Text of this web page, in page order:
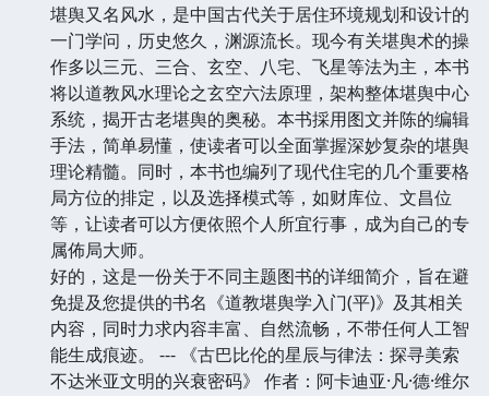
堪舆又名风水，是中国古代关于居住环境规划和设计的
一门学问，历史悠久，渊源流长。现今有关堪舆术的操
作多以三元、三合、玄空、八宅、飞星等法为主，本书
将以道教风水理论之玄空六法原理，架构整体堪舆中心
系统，揭开古老堪舆的奥秘。本书採用图文并陈的编辑
手法，简单易懂，使读者可以全面掌握深妙复杂的堪舆
理论精髓。同时，本书也编列了现代住宅的几个重要格
局方位的排定，以及选择模式等，如财库位、文昌位
等，让读者可以方便依照个人所宜行事，成为自己的专
属佈局大师。
好的，这是一份关于不同主题图书的详细简介，旨在避
免提及您提供的书名《道教堪舆学入门(平)》及其相关
内容，同时力求内容丰富、自然流畅，不带任何人工智
能生成痕迹。 --- 《古巴比伦的星辰与律法：探寻美索
不达米亚文明的兴衰密码》 作者：阿卡迪亚·凡·德·维尔